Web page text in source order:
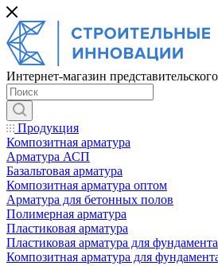
Интернет-магазин
Продукция
Композитная арматура
Арматура АСП
Базальтовая арматура
Композитная арматура оптом
Арматура для бетонных полов
Полимерная арматура
Пластиковая арматура
Пластиковая арматура для фундамента
Композитная арматура для